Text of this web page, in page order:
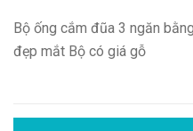
Bộ ống cắm đũa 3 ngăn
đẹp mắt Bộ có giá gỗ